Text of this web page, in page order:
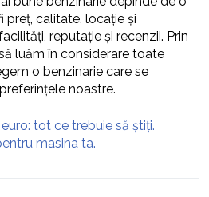
preț, calitate, locație și
reputație și recenzii. Prin
luăm în considerare toate
o benzinarie care se
noastre.
tot ce trebuie să știți.
masina ta.